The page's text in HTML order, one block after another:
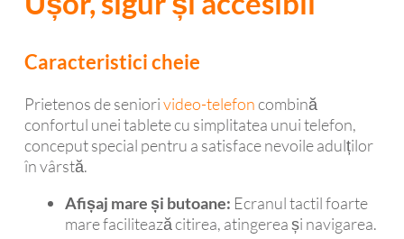
Caracteristici cheie
Prietenos de seniorivideo-telefoncombină
confortul unei tablete cu simplitatea unui telefon,
conceput special pentru a satisface nevoile adulților
în vârstă.
Afișaj mare și butoane: Ecranul tactil foarte
mare facilitează citirea, atingerea și navigarea.